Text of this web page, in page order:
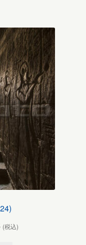
(税込)